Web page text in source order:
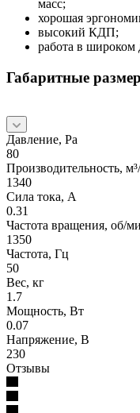
масс;
хорошая
высокий КДП;
работа в широком
Габаритные
Давление, Pa
80
Производительность,
1340
Сила тока, А
0.31
Частота вращения, об/
1350
Частота, Гц
50
Вес, кг
1.7
Мощность, Вт
0.07
Напряжение, В
230
Отзывы